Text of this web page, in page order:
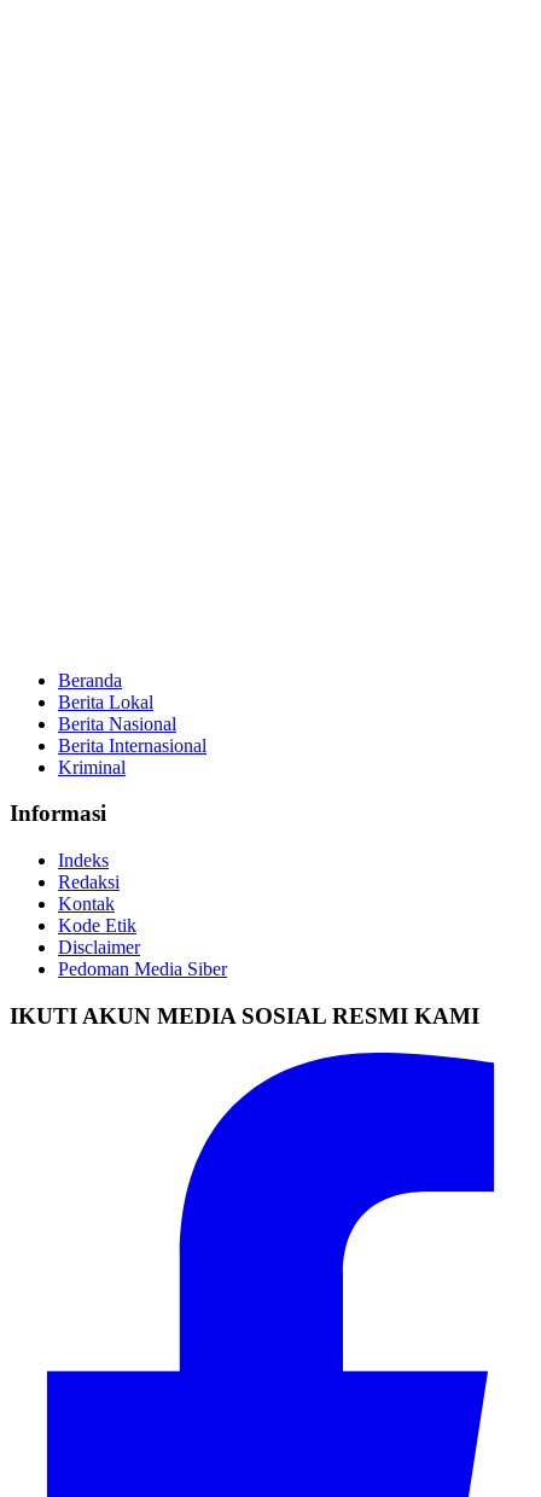
Beranda
Berita Lokal
Berita Nasional
Berita Internasional
Kriminal
Informasi
Indeks
Redaksi
Kontak
Kode Etik
Disclaimer
Pedoman Media Siber
IKUTI AKUN MEDIA SOSIAL RESMI KAMI